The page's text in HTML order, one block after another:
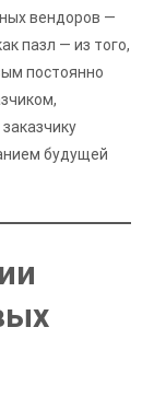
вендоров —
пазл — из того,
постоянно
будущей